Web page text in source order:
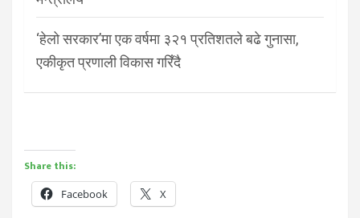
‘हेलो सरकार’मा एक वर्षमा ३२१ प्रतिशतले बढे गुनासा,
एकीकृत प्रणाली विकास गरिँदै
Share this:
Facebook X